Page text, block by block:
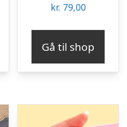
kr. 79,00
Gå til shop